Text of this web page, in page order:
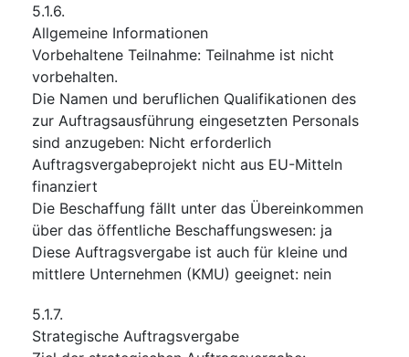
5.1.6.
Allgemeine Informationen
Vorbehaltene Teilnahme: Teilnahme ist nicht
vorbehalten.
Die Namen und beruflichen Qualifikationen des
zur Auftragsausführung eingesetzten Personals
sind anzugeben: Nicht erforderlich
Auftragsvergabeprojekt nicht aus EU-Mitteln
finanziert
Die Beschaffung fällt unter das Übereinkommen
über das öffentliche Beschaffungswesen: ja
Diese Auftragsvergabe ist auch für kleine und
mittlere Unternehmen (KMU) geeignet: nein
5.1.7.
Strategische Auftragsvergabe